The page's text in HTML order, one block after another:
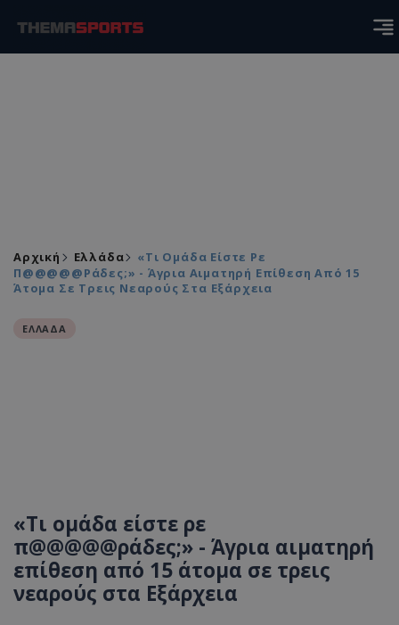
Αρχική Ελλάδα
«Τι Ομάδα Είστε Ρε
Π@@@@@ράδες;» - Άγρια Αιματηρή Επίθεση Από 15
Άτομα Σε Τρεις Νεαρούς Στα Εξάρχεια
ΕΛΛΑΔΑ
«Τι ομάδα είστε ρε
π@@@@@ράδες;» - Άγρια αιματηρή
επίθεση από 15 άτομα σε τρεις
νεαρούς στα Εξάρχεια